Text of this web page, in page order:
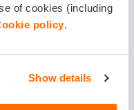
of cookies (including
policy.
Show details
īpašniekam vispirms
pēc tam ir iespējams
tiek